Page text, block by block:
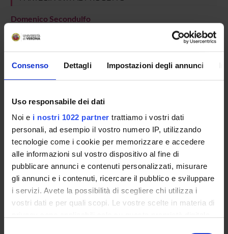
Consenso Dettagli Impostazioni degli annunci
Uso responsabile dei dati
Noi e i nostri 1022 partner trattiamo i vostri dati
personali, ad esempio il vostro numero IP, utilizzando
tecnologie come i cookie per memorizzare e accedere
alle informazioni sul vostro dispositivo al fine di
pubblicare annunci e contenuti personalizzati, misurare
gli annunci e i contenuti, ricercare il pubblico e sviluppare
i servizi. Avete la possibilità di scegliere chi utilizza i
vostri dati e per quali scopi. Le vostre scelte in materia di
Domenico Secondulfo
AREE DI RICERCA COINVOLTE DAL PROGETTO
SOCIOLOGY
ATTIVITÀ
AREE DI RICERCA
GRUPPI DI RICERCA